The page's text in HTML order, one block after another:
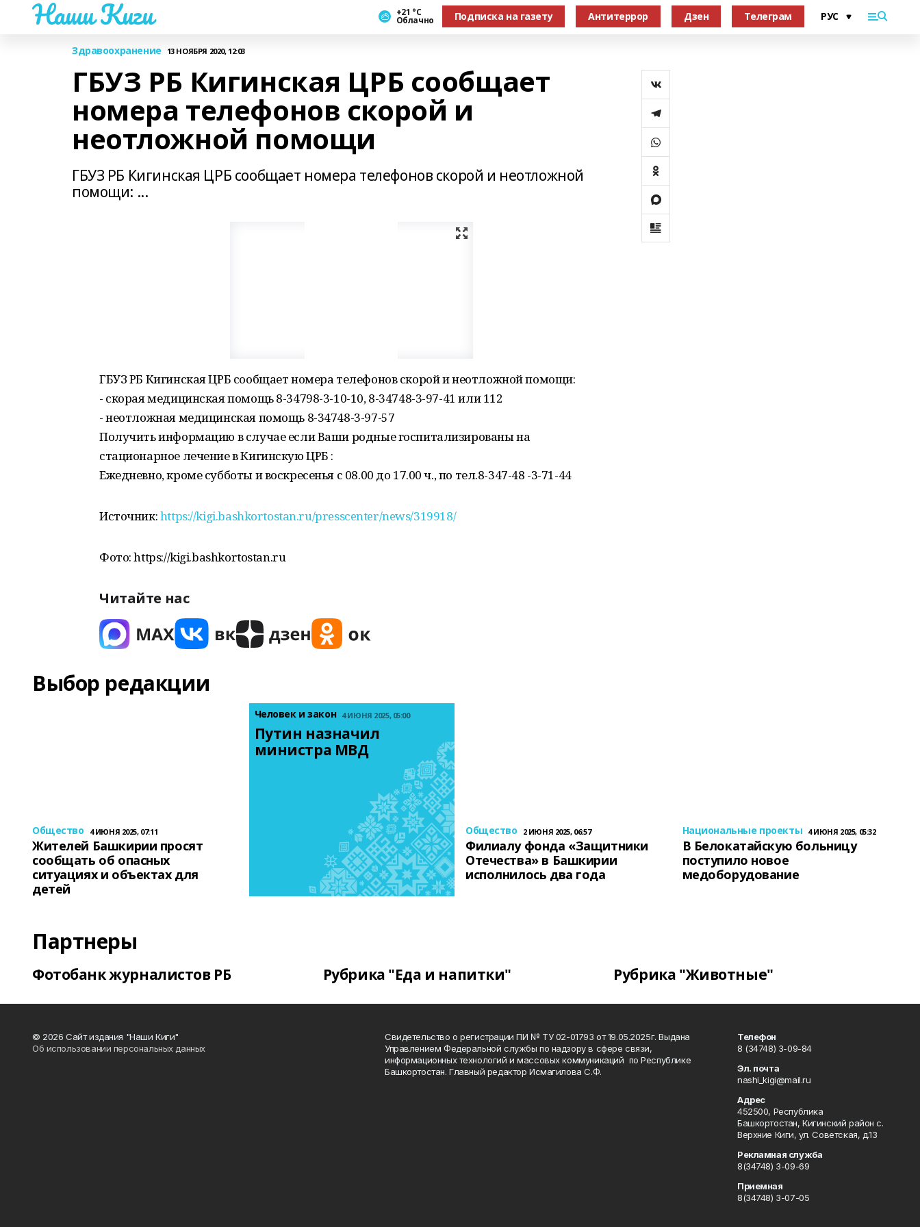
Наши Киги +21 °С
Облачно Подписка на газету Антитеррор Дзен Телеграм
Здравоохранение 13 НОЯБРЯ 2020, 12:03
ГБУЗ РБ Кигинская ЦРБ сообщает
номера телефонов скорой и
неотложной помощи
ГБУЗ РБ Кигинская ЦРБ сообщает номера телефонов скорой и неотложной
помощи: ...
ГБУЗ РБ Кигинская ЦРБ сообщает номера телефонов скорой и неотложной помощи:
- скорая медицинская помощь 8-34798-3-10-10, 8-34748-3-97-41 или 112
- неотложная медицинская помощь 8-34748-3-97-57
Получить информацию в случае если Ваши родные госпитализированы на
стационарное лечение в Кигинскую ЦРБ :
Ежедневно, кроме субботы и воскресенья с 08.00 до 17.00 ч., по тел.8-347-48 -3-71-44
Источник:https://kigi.bashkortostan.ru/presscenter/news/319918/
Фото: https://kigi.bashkortostan.ru
Читайте нас
Выбор редакции
Общество 4 ИЮНЯ 2025, 07:11
Жителей Башкирии просят
сообщать об опасных
ситуациях и объектах для
детей
Человек и закон 4 ИЮНЯ 2025, 05:00
Путин назначил
министра МВД
Общество 2 ИЮНЯ 2025, 06:57
Филиалу фонда «Защитники
Отечества» в Башкирии
исполнилось два года
Национальные проекты 4 ИЮНЯ 2025, 05:32
В Белокатайскую больницу
поступило новое
медоборудование
Партнеры
Фотобанк журналистов РБ Рубрика "Еда и напитки" Рубрика "Животные"
© 2026 Сайт издания "Наши Киги"
Об использовании персональных данных
Свидетельство о регистрации ПИ № ТУ 02-01793 от 19.05.2025г. Выдана
Управлением Федеральной службы по надзору в сфере связи,
информационных технологий и массовых коммуникаций по Республике
Башкортостан. Главный редактор Исмагилова С.Ф.
Телефон
8 (34748) 3-09-84
Эл. почта
nashi_kigi@mail.ru
Адрес
452500, Республика
Башкортостан, Кигинский район с.
Верхние Киги, ул. Советская, д.13
Рекламная служба
8(34748) 3-09-69
Приемная
8(34748) 3-07-05